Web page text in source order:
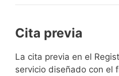
Cita previa
​​​​​​​​​​​​​​​​​​​​​​​​​​​​La cita previa en el
servicio diseñado con el